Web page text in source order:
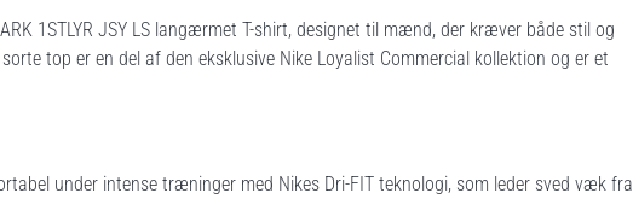
1STLYR JSY LS langærmet T-shirt, designet til mænd, der kræver både stil og
top er en del af den eksklusive Nike Loyalist Commercial kollektion og er et
under intense træninger med Nikes Dri-FIT teknologi, som leder sved væk fra